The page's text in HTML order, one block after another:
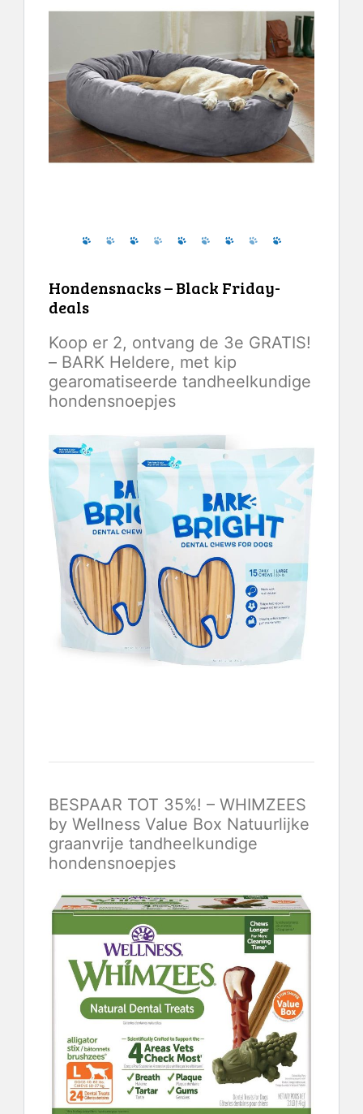
Hondensnacks – Black Friday-
deals
Koop er 2, ontvang de 3e GRATIS!
– BARK Heldere, met kip
gearomatiseerde tandheelkundige
hondensnoepjes
BESPAAR TOT 35%! – WHIMZEES
by Wellness Value Box Natuurlijke
graanvrije tandheelkundige
hondensnoepjes